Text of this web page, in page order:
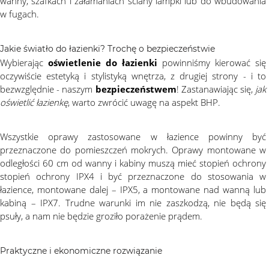
w fugach.
Jakie światło do łazienki? Trochę o bezpieczeństwie
Wybierając oświetlenie do łazienki powinniśmy kierować się
oczywiście estetyką i stylistyką wnętrza, z drugiej strony - i to
bezwzględnie - naszym bezpieczeństwem! Zastanawiając się, jak
oświetlić łazienkę, warto zwrócić uwagę na aspekt BHP.
Wszystkie oprawy zastosowane w łazience powinny być
przeznaczone do pomieszczeń mokrych. Oprawy montowane w
odległości 60 cm od wanny i kabiny muszą mieć stopień ochrony
stopień ochrony IPX4 i być przeznaczone do stosowania w
łazience, montowane dalej – IPX5, a montowane nad wanną lub
kabiną – IPX7. Trudne warunki im nie zaszkodzą, nie będą się
psuły, a nam nie będzie groziło porażenie prądem.
Praktyczne i ekonomiczne rozwiązanie